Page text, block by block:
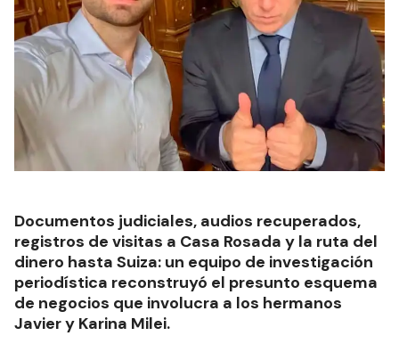
Documentos judiciales, audios recuperados,
registros de visitas a Casa Rosada y la ruta del
dinero hasta Suiza: un equipo de investigación
periodística reconstruyó el presunto esquema
de negocios que involucra a los hermanos
Javier y Karina Milei.